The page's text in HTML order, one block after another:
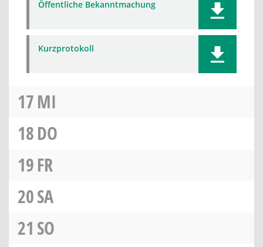
Öffentliche Bekanntmachung
Kurzprotokoll
17MI
18DO
19FR
20SA
21 SO